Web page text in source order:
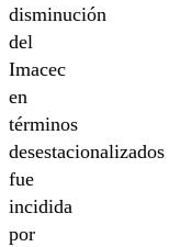
disminución
del
Imacec
en
términos
desestacionalizados
fue
incidida
por